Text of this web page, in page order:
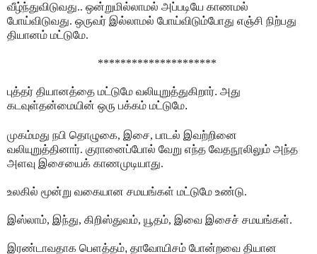
வீழ்ந்துவிடுவது.. ஒன்றுமில்லாமல் அப்படியே காணமல்
போய்விடுவது. ஒருவர் இல்லாமல் போய்விடும்போது எஞ்சி நிற்பது
தியானம் மட்டுமே.
*********************
புத்தர் தியானத்தை மட்டுமே வலியுறுத்துகிறார். அது
கடவுள்தன்மையின் ஒரு பக்கம் மட்டுமே.
முகம்மது நபி தொழுகை, இசை, பாடல் இவற்றினை
வலியுறுத்தினார். குரானைப்போல் வேறு எந்த வேதநூலிலும் அந்த
அளவு இசையைக் காணமுடியாது.
உலகில் மூன்று வகையான சமயங்கள் மட்டுமே உண்டு.
இஸ்லாம், இந்து, கிறிஸ்துவம், யூதம், இவை இசைச் சமயங்கள்.
இரண்டாவதாக பெளத்தம், தாவோயிசம் போன்றவை தியான